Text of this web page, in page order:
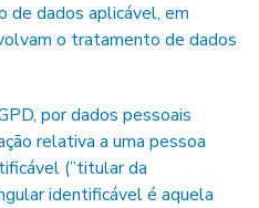
de dados aplicável, em
o tratamento de dados
por dados pessoais
relativa a uma pessoa
(”titular da
identificável é aquela